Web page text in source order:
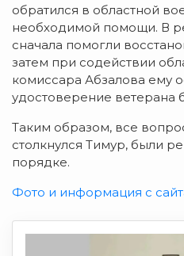
обратился в областной
необходимой помощи. В
сначала помогли
затем при содействии
комиссара Абзалова ему
удостоверение ветерана
Таким образом, все
столкнулся Тимур, были
порядке.
Фото и информация с